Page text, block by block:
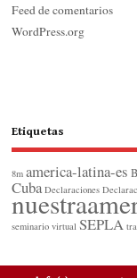
Feed de comentarios
WordPress.org
Etiquetas
8m america-latina-es
Cuba Declaraciones
seminario virtual SEPLA